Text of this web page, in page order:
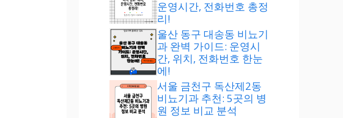
운영시간, 전화번호 총정
리!
울산 동구 대송동 비뇨기
과 완벽 가이드: 운영시
간, 위치, 전화번호 한눈
에!
서울 금천구 독산제2동
비뇨기과 추천: 5곳의 병
원 정보 비교 분석